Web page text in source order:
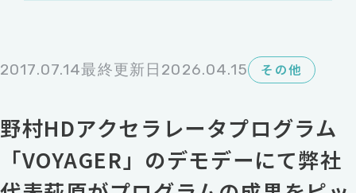
2017.07.14最終更新日2026.04.15 その他
野村HDアクセラレータプログラム
「VOYAGER」のデモデーにて弊社